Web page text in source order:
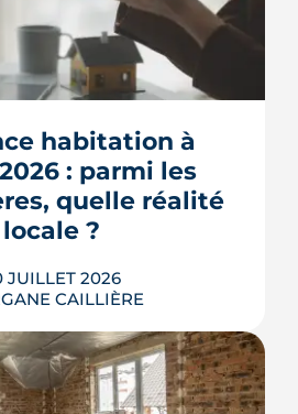
Mellinet devient un
treize hectares et
de logements, friche
hameau par
L'ARTICLE
habitation à
: parmi les
quelle réalité
locale ?
JUILLET 2026
CAILLIÈRE